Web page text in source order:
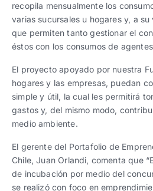
Español
Español
recopila mensualmente los
varias sucursales u hogares y, a
que permiten tanto gestionar el
éstos con los consumos de
El proyecto apoyado por nuestra
hogares y las empresas, puedan
simple y útil, la cual les permitirá
gastos y, del mismo modo,
medio ambiente.
El gerente del Portafolio de
Chile, Juan Orlandi, comenta que
de incubación por medio del
se realizó con foco en